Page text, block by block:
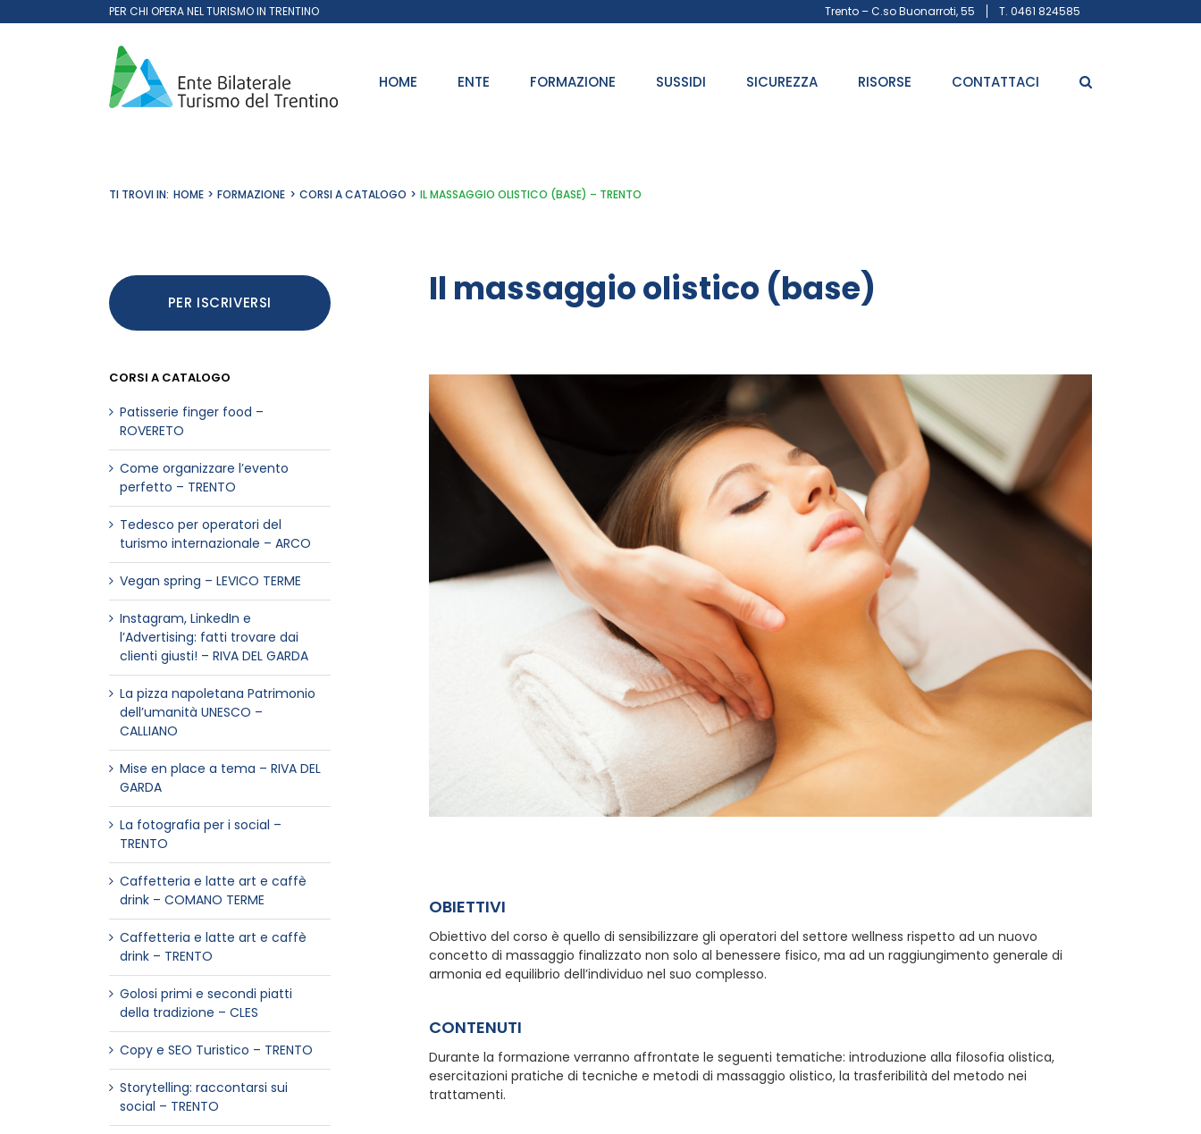
al
PER CHI OPERA NEL TURISMO IN TRENTINO Trento – C.so Buonarroti, 55 T. 0461 824585
HOME ENTE FORMAZIONE SUSSIDI SICUREZZA RISORSE CONTATTACI
TI TROVI IN: HOME FORMAZIONE CORSI A CATALOGO IL MASSAGGIO OLISTICO (BASE) – TRENTO
PER ISCRIVERSI
CORSI A CATALOGO
Patisserie finger food –
ROVERETO
Come organizzare l’evento
perfetto – TRENTO
Tedesco per operatori del
turismo internazionale – ARCO
Vegan spring – LEVICO TERME
Instagram, LinkedIn e
l’Advertising: fatti trovare dai
clienti giusti! – RIVA DEL GARDA
La pizza napoletana Patrimonio
dell’umanità UNESCO –
CALLIANO
Mise en place a tema – RIVA DEL
GARDA
La fotografia per i social –
TRENTO
Caffetteria e latte art e caffè
drink – COMANO TERME
Caffetteria e latte art e caffè
drink – TRENTO
Golosi primi e secondi piatti
della tradizione – CLES
Copy e SEO Turistico – TRENTO
Storytelling: raccontarsi sui
social – TRENTO
Il massaggio olistico (base)
OBIETTIVI
Obiettivo del corso è quello di sensibilizzare gli operatori del settore wellness rispetto ad un nuovo
concetto di massaggio finalizzato non solo al benessere fisico, ma ad un raggiungimento generale di
armonia ed equilibrio dell’individuo nel suo complesso.
CONTENUTI
Durante la formazione verranno affrontate le seguenti tematiche: introduzione alla filosofia olistica,
esercitazioni pratiche di tecniche e metodi di massaggio olistico, la trasferibilità del metodo nei
trattamenti.